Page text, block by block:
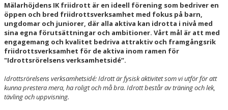
VERKSAMHETSBERÄTTELSE
BYTE TILL ELLER FRÅN MIK
GDPR
BARN- OCH UNGDOMSFONDEN
KONTAKT
Mälarhöjdens IK friidrott är en ideell förening som bedriver en
öppen och bred friidrottsverksamhet med fokus på barn,
ungdomar och juniorer, där alla aktiva kan idrotta i nivå med
sina egna förutsättningar och ambitioner. Vårt mål är att med
engagemang och kvalitet bedriva attraktiv och framgångsrik
friidrottsverksamhet för de aktiva inom ramen för
"Idrottsrörelsens verksamhetsidé”.
Idrottsrörelsens verksamhetsidé: Idrott är fysisk aktivitet som vi utför för att
kunna prestera mera, ha roligt och må bra. Idrott består av träning och lek,
tävling och uppvisning.